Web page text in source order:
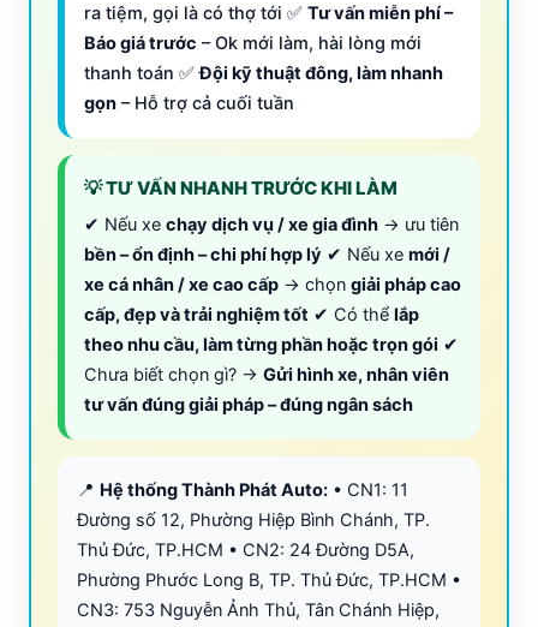
ra tiệm, gọi là có thợ tới ✅ Tư vấn miễn phí –
Báo giá trước – Ok mới làm, hài lòng mới
thanh toán ✅Đội kỹ thuật đông, làm nhanh
gọn – Hỗ trợ cả cuối tuần
💡 TƯ VẤN NHANH TRƯỚC KHI LÀM
✔ Nếu xe chạy dịch vụ / xe gia đình → ưu tiên
bền – ổn định – chi phí hợp lý ✔ Nếu xe mới /
xe cá nhân / xe cao cấp → chọn giải pháp cao
cấp, đẹp và trải nghiệm tốt ✔ Có thể lắp
theo nhu cầu, làm từng phần hoặc trọn gói ✔
Chưa biết chọn gì? → Gửi hình xe, nhân viên
tư vấn đúng giải pháp – đúng ngân sách
📍 Hệ thống Thành Phát Auto: • CN1: 11
Đường số 12, Phường Hiệp Bình Chánh, TP.
Thủ Đức, TP.HCM • CN2: 24 Đường D5A,
Phường Phước Long B, TP. Thủ Đức, TP.HCM •
CN3: 753 Nguyễn Ảnh Thủ, Tân Chánh Hiệp,